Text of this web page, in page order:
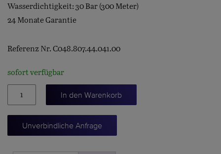
Wasserdichtigkeit: 30 Bar (300 Meter)
24 Monate Garantie
Referenz Nr. C048.807.44.041.00
sofort verfügbar
ACTION
In den Warenkorb
Unverbindliche Anfrage